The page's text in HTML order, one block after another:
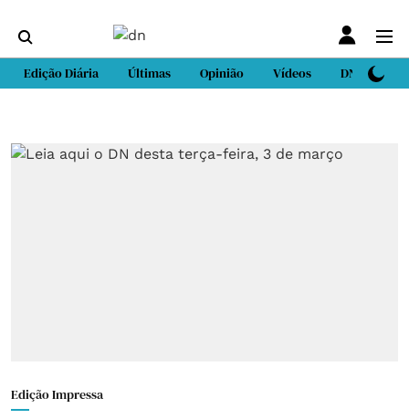
Edição Diária Últimas Opinião Vídeos DN Sport
Edição Impressa